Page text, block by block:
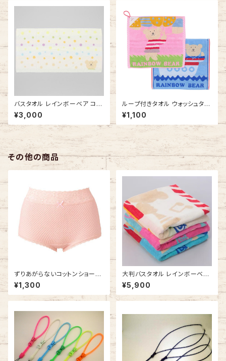
バスタオル レインボーベア コッ
トンキャンディ タオルケット 今治
タオルの日本製 ふかふか
¥3,000
ループ付きタオル ウォッシュタオ
ル レインボーベア ストーリー
吊り下げできる 今治タオルの日
本製 車 ひも付きタオル ループ
¥1,100
その他の商品
ずりあがらないコットンショーツ
Lサイズ エトワール841 ウエス
トレース フルバック 鹿の子編み
¥1,300
大判バスタオル レインボーベア
パレード タオルケット お昼寝に
今治タオルの日本製
¥5,900